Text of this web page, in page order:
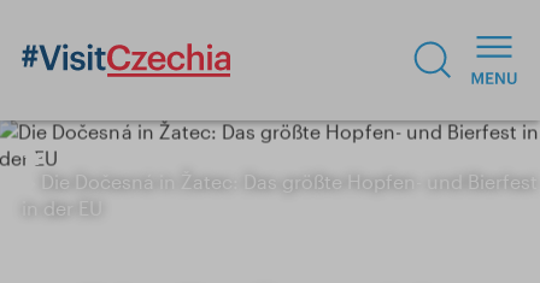
Die Dočesná in Žatec: Das größte Hopfen- und Bierfest
in der EU